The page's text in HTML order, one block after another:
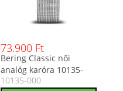
73.900 Ft
Bering Classic női
analóg karóra 10135-
000
10135-000